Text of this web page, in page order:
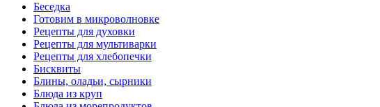
Беседка
Готовим в микроволновке
Рецепты для духовки
Рецепты для мультиварки
Рецепты для хлебопечки
Бисквиты
Блины, оладьи, сырники
Блюда из круп